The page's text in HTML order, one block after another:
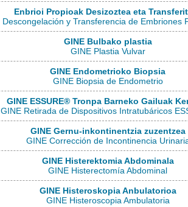
Enbrioi Propioak Desizoztea eta
Descongelación y Transferencia de Embriones
GINE Bulbako plastia
GINE Plastia Vulvar
GINE Endometrioko Biopsia
GINE Biopsia de Endometrio
GINE ESSURE® Tronpa Barneko Gailuak
GINE Retirada de Dispositivos Intratubáricos
GINE Gernu-inkontinentzia zuzentzea
GINE Corrección de Incontinencia
GINE Histerektomia Abdominala
GINE Histerectomía Abdominal
GINE Histeroskopia Anbulatorioa
GINE Histeroscopia Ambulatoria